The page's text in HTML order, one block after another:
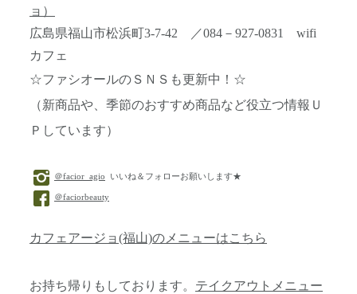
ョ）
広島県福山市松浜町3-7-42 ／084－927-0831 wifi
カフェ
☆ファシオールのＳＮＳも更新中！☆
（新商品や、季節のおすすめ商品など役立つ情報Ｕ
Ｐしています）
＠facior_agio いいね＆フォローお願いします★
＠faciorbeauty
カフェアージョ(福山)のメニューはこちら
お持ち帰りもしております。 テイクアウトメニュー